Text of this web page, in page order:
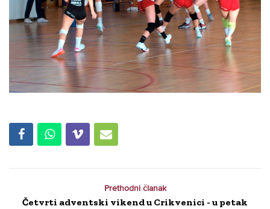
Prethodni članak
Četvrti adventski vikend u Crikvenici - u petak